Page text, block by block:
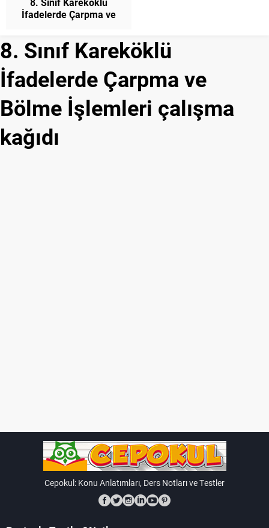
İfadelerde Çarpma ve
8. Sınıf Kareköklü
İfadelerde Çarpma ve
Bölme İşlemleri çalışma
kağıdı
Cepokul: Konu Anlatımları, Ders Notları ve Testler